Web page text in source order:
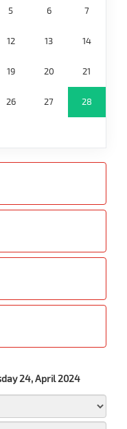
5 6 7
12 13 14
19 20 21
26 27 28
24, April 2024